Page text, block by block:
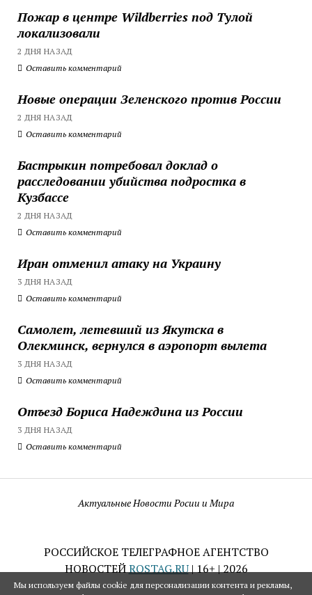
Пожар в центре Wildberries под Тулой
локализовали
2 ДНЯ НАЗАД
Оставить комментарий
Новые операции Зеленского против России
2 ДНЯ НАЗАД
Оставить комментарий
Бастрыкин потребовал доклад о
расследовании убийства подростка в
Кузбассе
2 ДНЯ НАЗАД
Оставить комментарий
Иран отменил атаку на Украину
3 ДНЯ НАЗАД
Оставить комментарий
Самолет, летевший из Якутска в
Олекминск, вернулся в аэропорт вылета
3 ДНЯ НАЗАД
Оставить комментарий
Отъезд Бориса Надеждина из России
3 ДНЯ НАЗАД
Оставить комментарий
Актуальные Новости Росии и Мира
РОССИЙСКОЕ ТЕЛЕГРАФНОЕ АГЕНТСТВО
НОВОСТЕЙROSTAG.RU| 16+ | 2026
Мы используем файлы cookie для персонализации контента и рекламы,